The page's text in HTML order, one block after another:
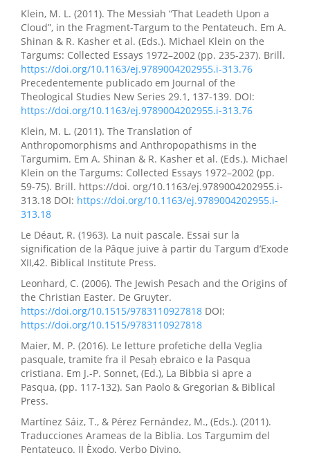
Klein, M. L. (2011). The Messiah “That Leadeth Upon a
Cloud”, in the Fragment-Targum to the Pentateuch. Em A.
Shinan & R. Kasher et al. (Eds.). Michael Klein on the
Targums: Collected Essays 1972–2002 (pp. 235-237). Brill.
https://doi.org/10.1163/ej.9789004202955.i-313.76
Precedentemente publicado em Journal of the
Theological Studies New Series 29.1, 137-139. DOI:
https://doi.org/10.1163/ej.9789004202955.i-313.76
Klein, M. L. (2011). The Translation of
Anthropomorphisms and Anthropopathisms in the
Targumim. Em A. Shinan & R. Kasher et al. (Eds.). Michael
Klein on the Targums: Collected Essays 1972–2002 (pp.
59-75). Brill. https://doi. org/10.1163/ej.9789004202955.i-
313.18 DOI: https://doi.org/10.1163/ej.9789004202955.i-
313.18
Le Déaut, R. (1963). La nuit pascale. Essai sur la
signification de la Pâque juive à partir du Targum d’Exode
XII,42. Biblical Institute Press.
Leonhard, C. (2006). The Jewish Pesach and the Origins of
the Christian Easter. De Gruyter.
https://doi.org/10.1515/9783110927818 DOI:
https://doi.org/10.1515/9783110927818
Maier, M. P. (2016). Le letture profetiche della Veglia
pasquale, tramite fra il Pesaḥ ebraico e la Pasqua
cristiana. Em J.-P. Sonnet, (Ed.), La Bibbia si apre a
Pasqua, (pp. 117-132). San Paolo & Gregorian & Biblical
Press.
Martínez Sáiz, T., & Pérez Fernández, M., (Eds.). (2011).
Traducciones Arameas de la Biblia. Los Targumim del
Pentateuco. II Èxodo. Verbo Divino.